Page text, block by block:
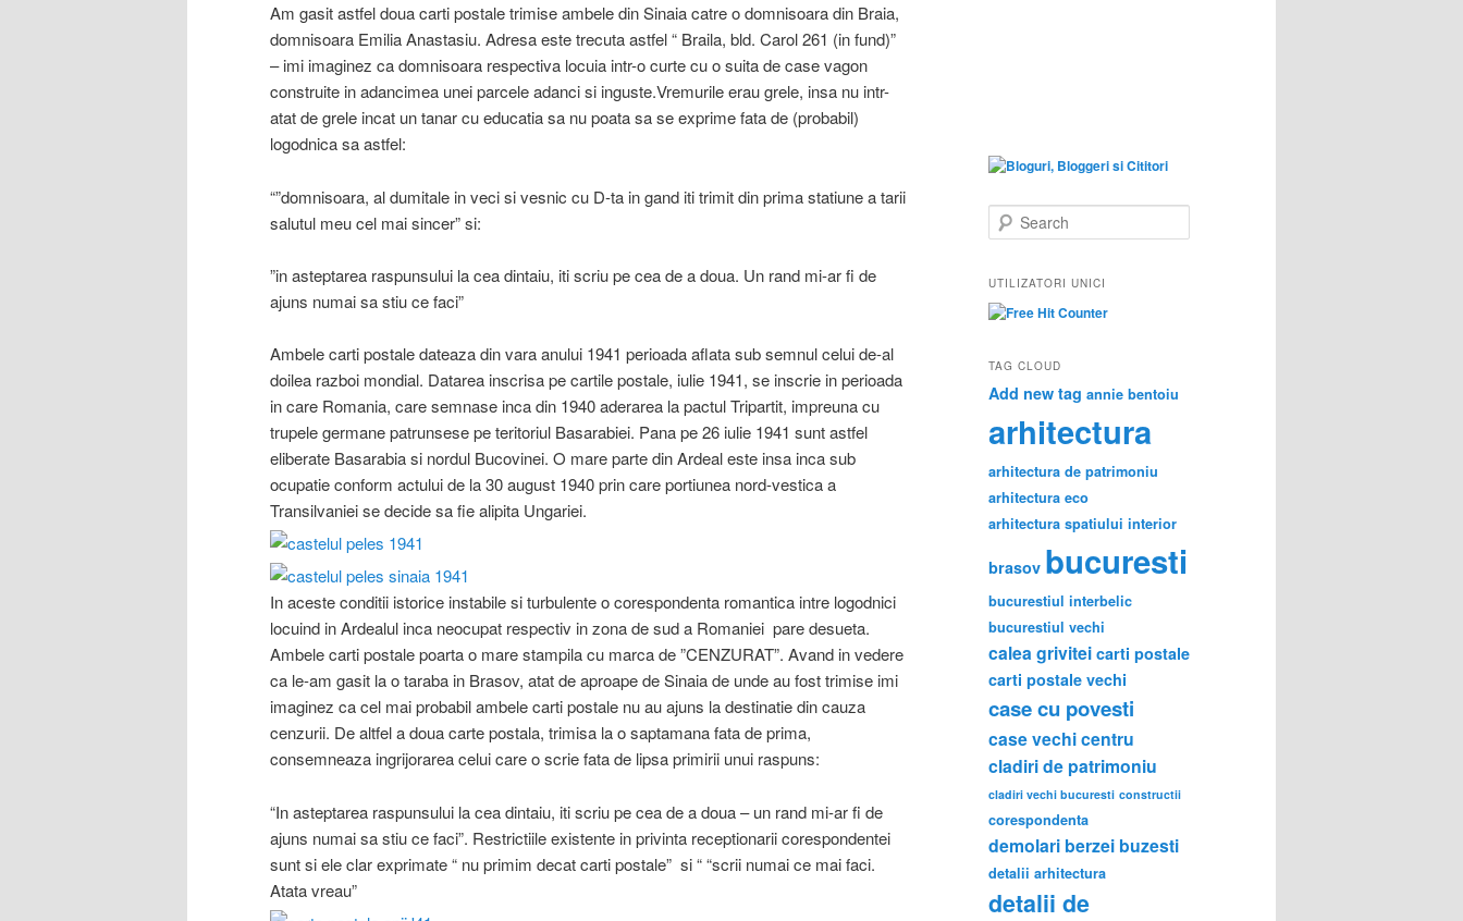
Am gasit astfel doua carti postale trimise ambele din Sinaia catre o domnisoara din Braia,
domnisoara Emilia Anastasiu. Adresa este trecuta astfel “ Braila, bld. Carol 261 (in fund)”
– imi imaginez ca domnisoara respectiva locuia intr-o curte cu o suita de case vagon
construite in adancimea unei parcele adanci si inguste.Vremurile erau grele, insa nu intr-
atat de grele incat un tanar cu educatia sa nu poata sa se exprime fata de (probabil)
logodnica sa astfel:
“”domnisoara, al dumitale in veci si vesnic cu D-ta in gand iti trimit din prima statiune a tarii
salutul meu cel mai sincer” si:
”in asteptarea raspunsului la cea dintaiu, iti scriu pe cea de a doua. Un rand mi-ar fi de
ajuns numai sa stiu ce faci”
Ambele carti postale dateaza din vara anului 1941 perioada aflata sub semnul celui de-al
doilea razboi mondial. Datarea inscrisa pe cartile postale, iulie 1941, se inscrie in perioada
in care Romania, care semnase inca din 1940 aderarea la pactul Tripartit, impreuna cu
trupele germane patrunsese pe teritoriul Basarabiei. Pana pe 26 iulie 1941 sunt astfel
eliberate Basarabia si nordul Bucovinei. O mare parte din Ardeal este insa inca sub
ocupatie conform actului de la 30 august 1940 prin care portiunea nord-vestica a
Transilvaniei se decide sa fie alipita Ungariei.
In aceste conditii istorice instabile si turbulente o corespondenta romantica intre logodnici
locuind in Ardealul inca neocupat respectiv in zona de sud a Romaniei pare desueta.
Ambele carti postale poarta o mare stampila cu marca de ”CENZURAT”. Avand in vedere
ca le-am gasit la o taraba in Brasov, atat de aproape de Sinaia de unde au fost trimise imi
imaginez ca cel mai probabil ambele carti postale nu au ajuns la destinatie din cauza
cenzurii. De altfel a doua carte postala, trimisa la o saptamana fata de prima,
consemneaza ingrijorarea celui care o scrie fata de lipsa primirii unui raspuns:
“In asteptarea raspunsului la cea dintaiu, iti scriu pe cea de a doua – un rand mi-ar fi de
ajuns numai sa stiu ce faci”. Restrictiile existente in privinta receptionarii corespondentei
sunt si ele clar exprimate “ nu primim decat carti postale” si “ “scrii numai ce mai faci.
Atata vreau”
e
r
h
UTILIZATORI UNICI
TAG CLOUD
Add new tag annie bentoiu
arhitectura
arhitectura de patrimoniu
arhitectura eco
arhitectura spatiului interior
brasov bucuresti
bucurestiul interbelic
bucurestiul vechi
calea grivitei carti postale
carti postale vechi
case cu povesti
case vechicentru
cladiri de patrimoniu
cladiri vechi bucuresti constructii
corespondenta
demolari berzei buzesti
detalii arhitectura
detalii de